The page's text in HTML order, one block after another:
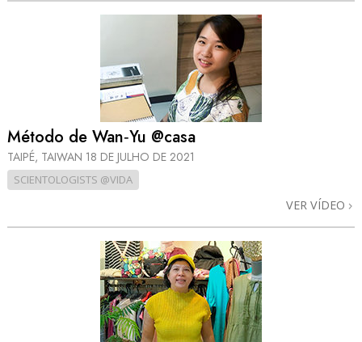
Método de Wan‑Yu @casa
TAIPÉ, TAIWAN 18 DE JULHO DE 2021
SCIENTOLOGISTS @VIDA
VER VÍDEO